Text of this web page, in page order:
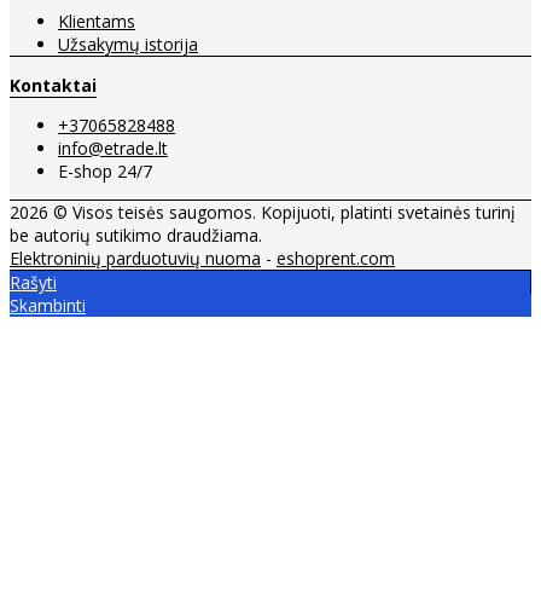
Klientams
Užsakymų istorija
Kontaktai
+37065828488
info@etrade.lt
E-shop 24/7
2026 © Visos teisės saugomos. Kopijuoti, platinti svetainės turinį
be autorių sutikimo draudžiama.
Elektroninių parduotuvių nuoma - eshoprent.com
Rašyti
Skambinti